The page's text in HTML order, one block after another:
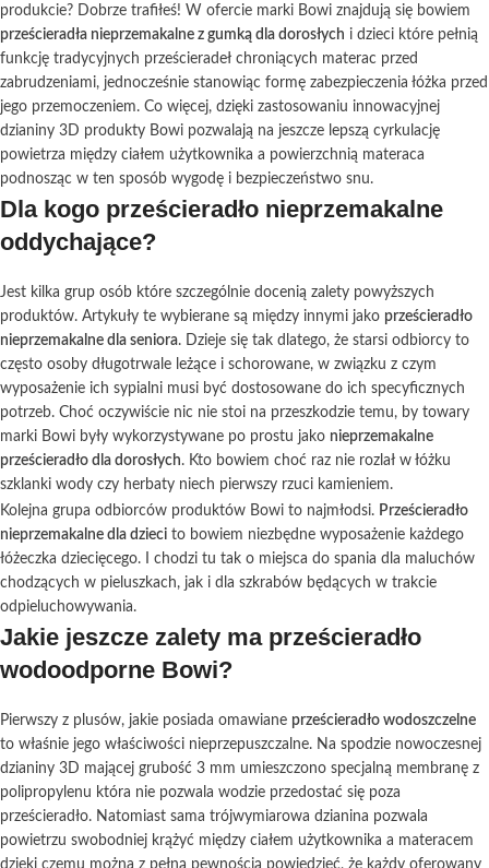
produkcie? Dobrze trafiłeś! W ofercie marki Bowi znajdują się bowiem
prześcieradła nieprzemakalne z gumką dla dorosłych i dzieci które pełnią
funkcję tradycyjnych prześcieradeł chroniących materac przed
zabrudzeniami, jednocześnie stanowiąc formę zabezpieczenia łóżka przed
jego przemoczeniem. Co więcej, dzięki zastosowaniu innowacyjnej
dzianiny 3D produkty Bowi pozwalają na jeszcze lepszą cyrkulację
powietrza między ciałem użytkownika a powierzchnią materaca
podnosząc w ten sposób wygodę i bezpieczeństwo snu.
Dla kogo prześcieradło nieprzemakalne
oddychające?
Jest kilka grup osób które szczególnie docenią zalety powyższych
produktów. Artykuły te wybierane są między innymi jako prześcieradło
nieprzemakalne dla seniora. Dzieje się tak dlatego, że starsi odbiorcy to
często osoby długotrwale leżące i schorowane, w związku z czym
wyposażenie ich sypialni musi być dostosowane do ich specyficznych
potrzeb. Choć oczywiście nic nie stoi na przeszkodzie temu, by towary
marki Bowi były wykorzystywane po prostu jako nieprzemakalne
prześcieradło dla dorosłych. Kto bowiem choć raz nie rozlał w łóżku
szklanki wody czy herbaty niech pierwszy rzuci kamieniem.
Kolejna grupa odbiorców produktów Bowi to najmłodsi. Prześcieradło
nieprzemakalne dla dzieci to bowiem niezbędne wyposażenie każdego
łóżeczka dziecięcego. I chodzi tu tak o miejsca do spania dla maluchów
chodzących w pieluszkach, jak i dla szkrabów będących w trakcie
odpieluchowywania.
Jakie jeszcze zalety ma prześcieradło
wodoodporne Bowi?
Pierwszy z plusów, jakie posiada omawiane prześcieradło wodoszczelne
to właśnie jego właściwości nieprzepuszczalne. Na spodzie nowoczesnej
dzianiny 3D mającej grubość 3 mm umieszczono specjalną membranę z
polipropylenu która nie pozwala wodzie przedostać się poza
prześcieradło. Natomiast sama trójwymiarowa dzianina pozwala
powietrzu swobodniej krążyć między ciałem użytkownika a materacem
dzięki czemu można z pełną pewnością powiedzieć, że każdy oferowany